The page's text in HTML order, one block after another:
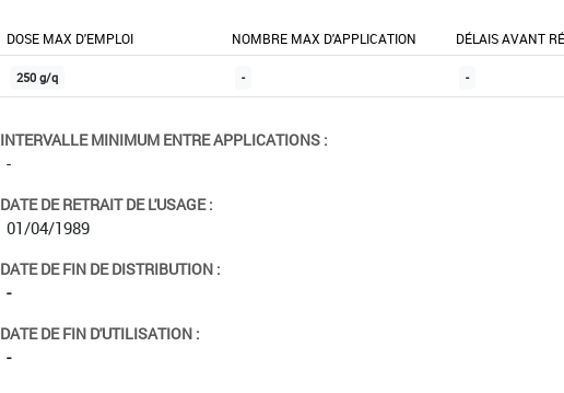
DOSE MAX D'EMPLOI NOMBRE MAX D'APPLICATION DÉLAIS AVANT
250 g/q - -
INTERVALLE MINIMUM ENTRE APPLICATIONS :
-
DATE DE RETRAIT DE L'USAGE :
01/04/1989
DATE DE FIN DE DISTRIBUTION :
-
DATE DE FIN D'UTILISATION :
-